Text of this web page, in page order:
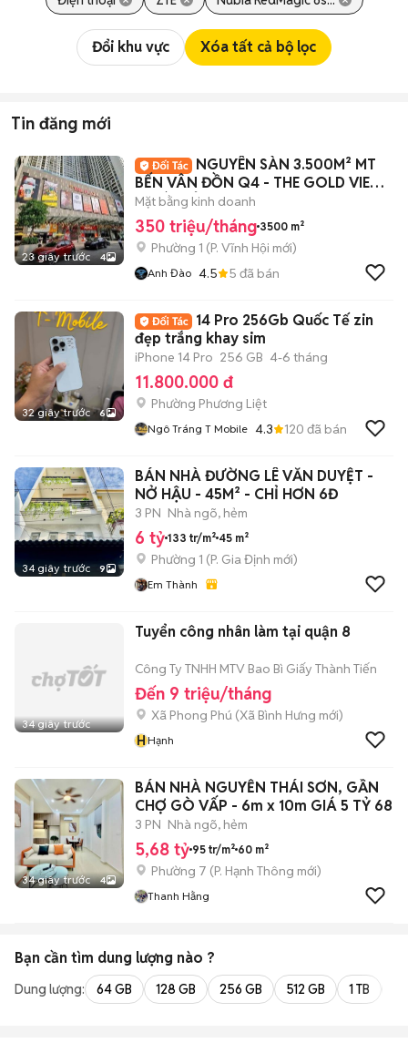
Đổi khu vực Xóa tất cả bộ lọc
Tin đăng mới
23 giây trước 4
NGUYÊN SÀN 3.500M² MT
BẾN VÂN ĐỒN Q4 - THE GOLD VIEW
–GIÁ CHỈ 12USD/M²
Mặt bằng kinh doanh
350 triệu/tháng 3500 m²
Phường 1 (P. Vĩnh Hội mới)
Anh Đào 4.5 5 đã bán
32 giây trước 6
14 Pro 256Gb Quốc Tế zin
đẹp trắng khay sim
iPhone 14 Pro 256 GB 4-6 tháng
11.800.000 đ
Phường Phương Liệt
Ngô Tráng T Mobile 4.3 120 đã bán
34 giây trước 9
BÁN NHÀ ĐƯỜNG LÊ VĂN DUYỆT -
NỞ HẬU - 45M² - CHỈ HƠN 6Đ
3 PN Nhà ngõ, hẻm
6 tỷ 133 tr/m² 45 m²
Phường 1 (P. Gia Định mới)
Em Thành
34 giây trước
Tuyển công nhân làm tại quận 8
Công Ty TNHH MTV Bao Bì Giấy Thành Tiến
Đến 9 triệu/tháng
Xã Phong Phú (Xã Bình Hưng mới)
HHạnh
34 giây trước 4
BÁN NHÀ NGUYỄN THÁI SƠN, GẦN
CHỢ GÒ VẤP - 6m x 10m GIÁ 5 TỶ 68
3 PN Nhà ngõ, hẻm
5,68 tỷ 95 tr/m² 60 m²
Phường 7 (P. Hạnh Thông mới)
Thanh Hằng
Bạn cần tìm dung lượng nào ?
Dung lượng: 64 GB 128 GB 256 GB 512 GB 1 TB